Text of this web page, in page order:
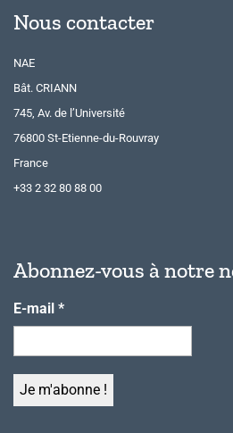
Nous contacter
NAE
Bât. CRIANN
745, Av. de l’Université
76800 St-Etienne-du-Rouvray
France
+33 2 32 80 88 00
Abonnez-vous à notre
E-mail *